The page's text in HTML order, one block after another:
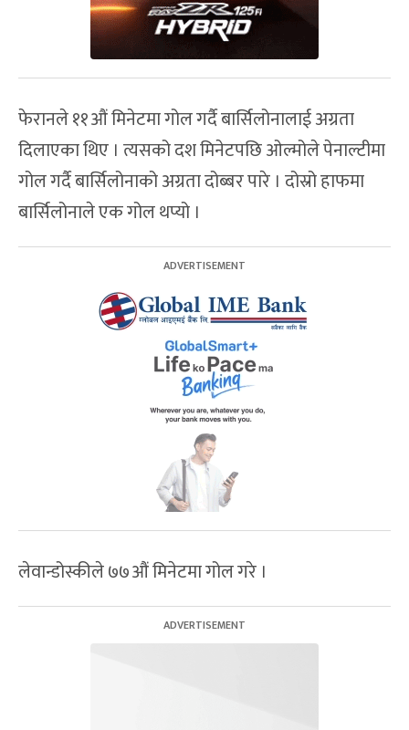
फेरानले ११औं मिनेटमा गोल गर्दै बार्सिलोनालाई अग्रता
दिलाएका थिए । त्यसको दश मिनेटपछि ओल्मोले पेनाल्टीमा
गोल गर्दै बार्सिलोनाको अग्रता दोब्बर पारे । दोस्रो हाफमा
बार्सिलोनाले एक गोल थप्यो ।
लेवान्डोस्कीले ७७औं मिनेटमा गोल गरे ।